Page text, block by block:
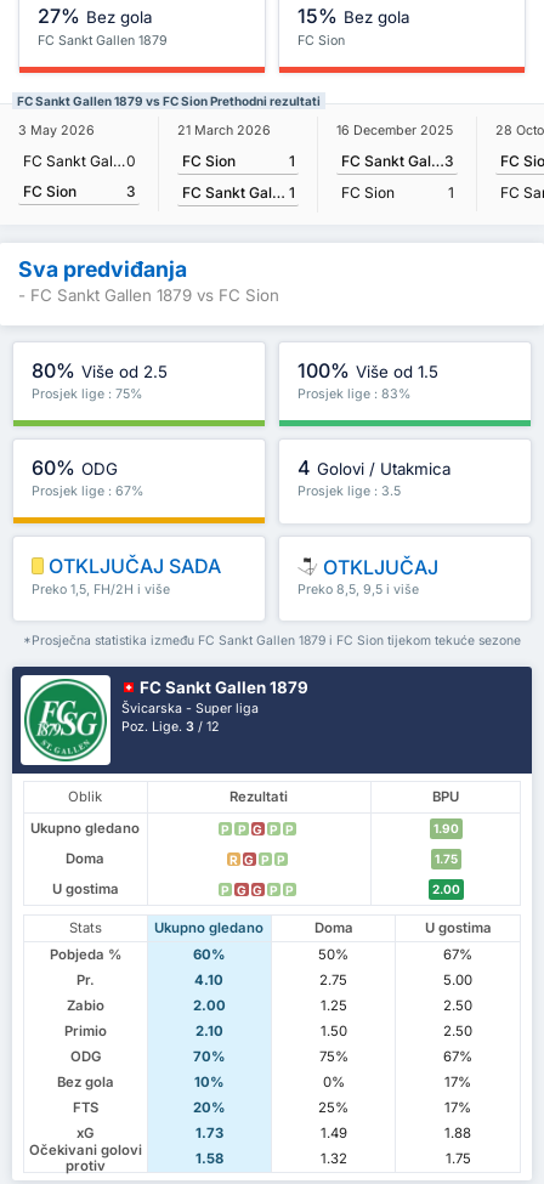
27% Bez gola
FC Sankt Gallen 1879
15% Bez gola
FC Sion
FC Sankt Gallen 1879 vs FC Sion Prethodni rezultati
3 May 2026
FC Sankt Gallen 18790
FC Sion
3
21 March 2026
FC Sion
1
FC Sankt Gallen 1879 1
16 December 2025
FC Sankt Gallen 18793
FC Sion
1
28
FC
Sva predviđanja
- FC Sankt Gallen 1879 vs FC Sion
80% Više od 2.5
Prosjek lige : 75%
100% Više od 1.5
Prosjek lige : 83%
60% ODG
Prosjek lige : 67%
4 Golovi / Utakmica
Prosjek lige : 3.5
OTKLJUČAJ SADA
Preko 1,5, FH/2H i više
OTKLJUČAJ
Preko 8,5, 9,5 i više
*Prosječna statistika između FC Sankt Gallen 1879 i FC Sion tijekom tekuće sezone
FC Sankt Gallen 1879
Švicarska - Super liga
Poz. Lige.3 / 12
Oblik Rezultati
BPU
Ukupno gledano
P P G P P 1.90
Doma R G P P 1.75
U gostima P G G P P 2.00
Stats Ukupno gledano Doma
U gostima
Pobjeda %
60% 50%
67%
Pr.
4.10 2.75
5.00
Zabio
2.00 1.25
2.50
Primio
2.10 1.50
2.50
ODG
70% 75%
67%
Bez gola
10% 0%
17%
FTS
20% 25%
17%
xG
1.73 1.49
1.88
Očekivani golovi
protiv
1.58 1.32 1.75